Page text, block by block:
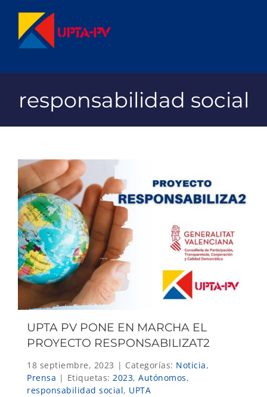
contenido
responsabilidad social
UPTA PV PONE EN MARCHA EL
PROYECTO RESPONSABILIZAT2
18 septiembre, 2023 | Categorías: Noticia,
Prensa | Etiquetas: 2023, Autónomos,
responsabilidad social, UPTA